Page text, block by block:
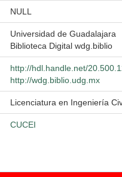
NULL
Universidad de Guadalajara
Biblioteca Digital wdg.biblio
http://hdl.handle.net/
http://wdg.biblio.udg.mx
Licenciatura en Ingeniería
CUCEI